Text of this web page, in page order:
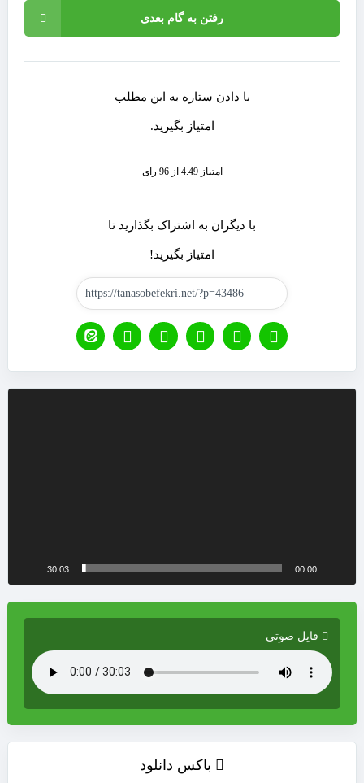
رفتن به گام بعدی
با دادن ستاره به این مطلب
امتیاز بگیرید.
امتیاز 4.49 از 96 رای
با دیگران به اشتراک بگذارید تا
امتیاز بگیرید!
00:00
30:03
فایل صوتی
باکس دانلود